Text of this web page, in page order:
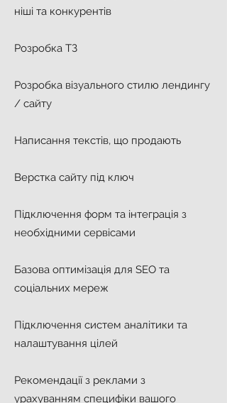
ніші та конкурентів
Розробка ТЗ
Розробка візуального стилю лендингу
/ сайту
Написання текстів, що продають
Верстка сайту під ключ
Підключення форм та інтеграція з
необхідними сервісами
Базова оптимізація для SEO та
соціальних мереж
Підключення систем аналітики та
налаштування цілей
Рекомендації з реклами з
урахуванням специфіки вашого